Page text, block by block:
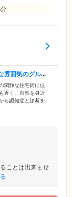
雰囲気のグルー
閑静な住宅街に位
近く、自然を身近
ら認知症と診断を
、そこに専任のス
さい。
ことは出来ませ